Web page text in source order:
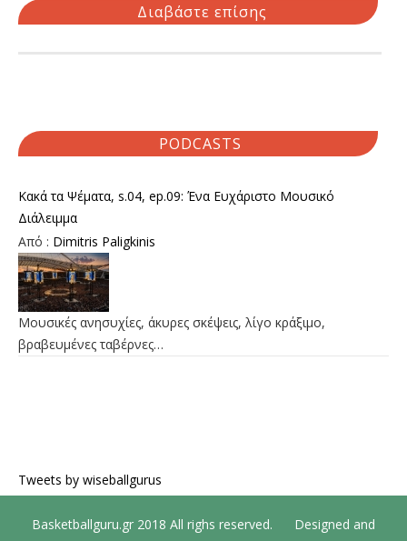
Διαβάστε επίσης
PODCASTS
Κακά τα Ψέματα, s.04, ep.09: Ένα Ευχάριστο Μουσικό
Διάλειμμα
Από : Dimitris Paligkinis
Μουσικές ανησυχίες, άκυρες σκέψεις, λίγο κράξιμο,
βραβευμένες ταβέρνες…
Tweets by wiseballgurus
Basketballguru.gr 2018 All righs reserved. Designed and